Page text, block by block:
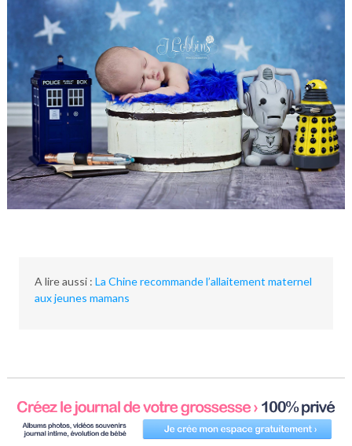
A lire aussi : La Chine recommande l’allaitement maternel
aux jeunes mamans